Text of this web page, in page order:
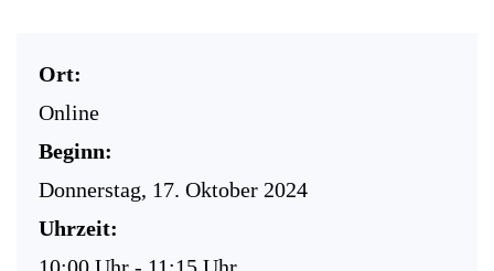
Ort:
Online
Beginn:
Donnerstag, 17. Oktober 2024
Uhrzeit: